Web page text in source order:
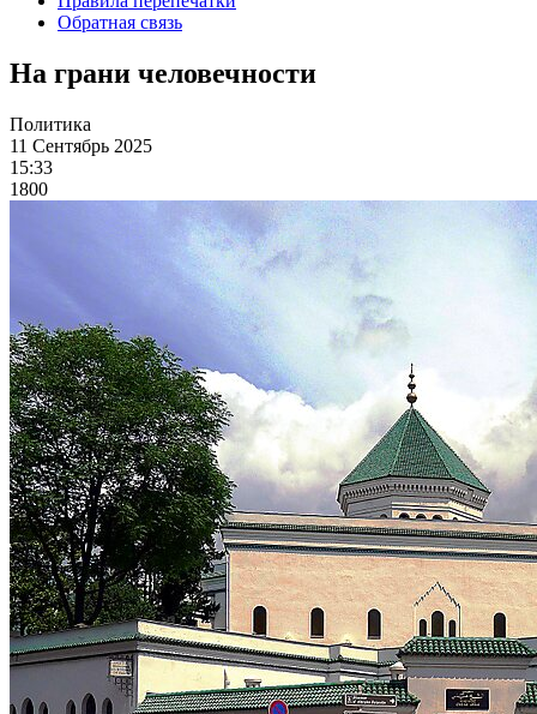
Обратная связь
На грани человечности
Политика
11 Сентябрь 2025
15:33
1800